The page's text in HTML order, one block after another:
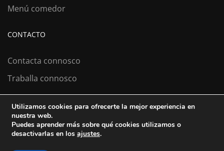
Menú comedor
CONTACTO
Contacta connosco
Traballa connosco
Colexio La Salle Santiago
Aviso Legal
Política de cookies
Utilizamos cookies para ofrecerte la mejor experiencia en
nuestra web.
Puedes aprender más sobre qué cookies utilizamos o
desactivarlas en los ajustes.